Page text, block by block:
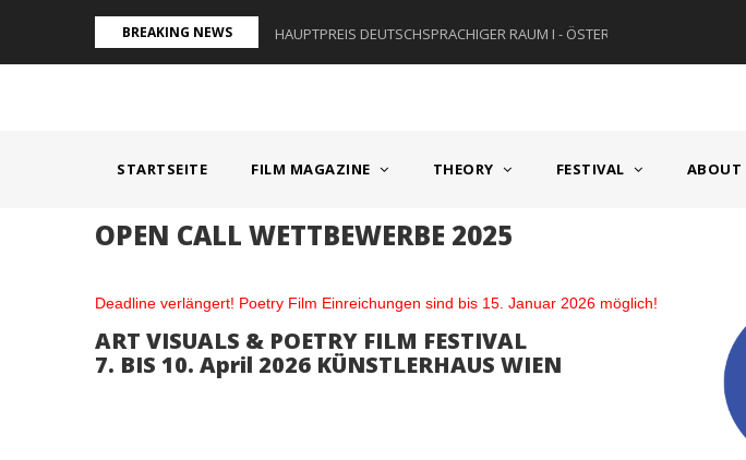
Inhalt
BREAKING NEWS
I - ÖSTERREICH HAUPTPREIS DEUTSCHSPRACHIGER RAUM I - ÖSTERREICH
STARTSEITE FILM MAGAZINE THEORY FESTIVAL ABOUT
Textkörper
OPEN CALL WETTBEWERBE 2025
Deadline verlängert! Poetry Film Einreichungen sind bis 15. Januar 2026 möglich!
ART VISUALS & POETRY FILM FESTIVAL
7. BIS 10. April 2026 KÜNSTLERHAUS WIEN